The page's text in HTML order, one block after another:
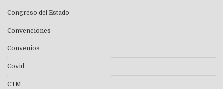
Congreso del Estado
Convenciones
Convenios
Covid
CTM